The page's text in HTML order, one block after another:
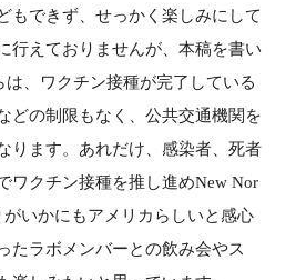
もできず、せっかく楽しみにして
行えておりませんが、本稿を書い
、ワクチン接種が完了している
どの制限もなく、公共交通機関を
ります。あれだけ、感染者、死者
ワクチン接種を推し進めNew Nor
いかにもアメリカらしいと感心
たラボメンバーとの飲み会やス